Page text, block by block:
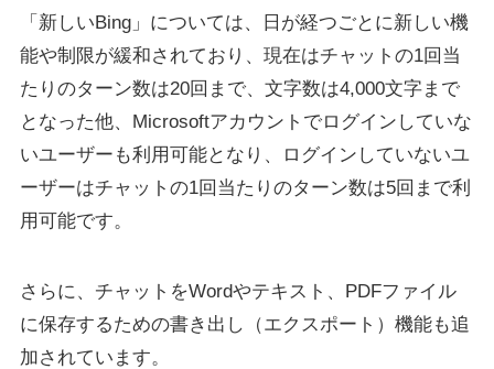
「新しいBing」については、日が経つごとに新しい機
能や制限が緩和されており、現在はチャットの1回当
たりのターン数は20回まで、文字数は4,000文字まで
となった他、Microsoftアカウントでログインしていな
いユーザーも利用可能となり、ログインしていないユ
ーザーはチャットの1回当たりのターン数は5回まで利
用可能です。
さらに、チャットをWordやテキスト、PDFファイル
に保存するための書き出し（エクスポート）機能も追
加されています。